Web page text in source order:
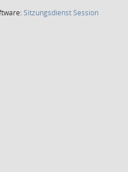
SitzungsdienstSession(Wird in